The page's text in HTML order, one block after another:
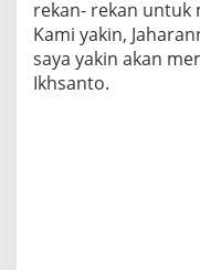
rekan- rekan untuk
Kami yakin,
saya yakin akan
Ikhsanto.